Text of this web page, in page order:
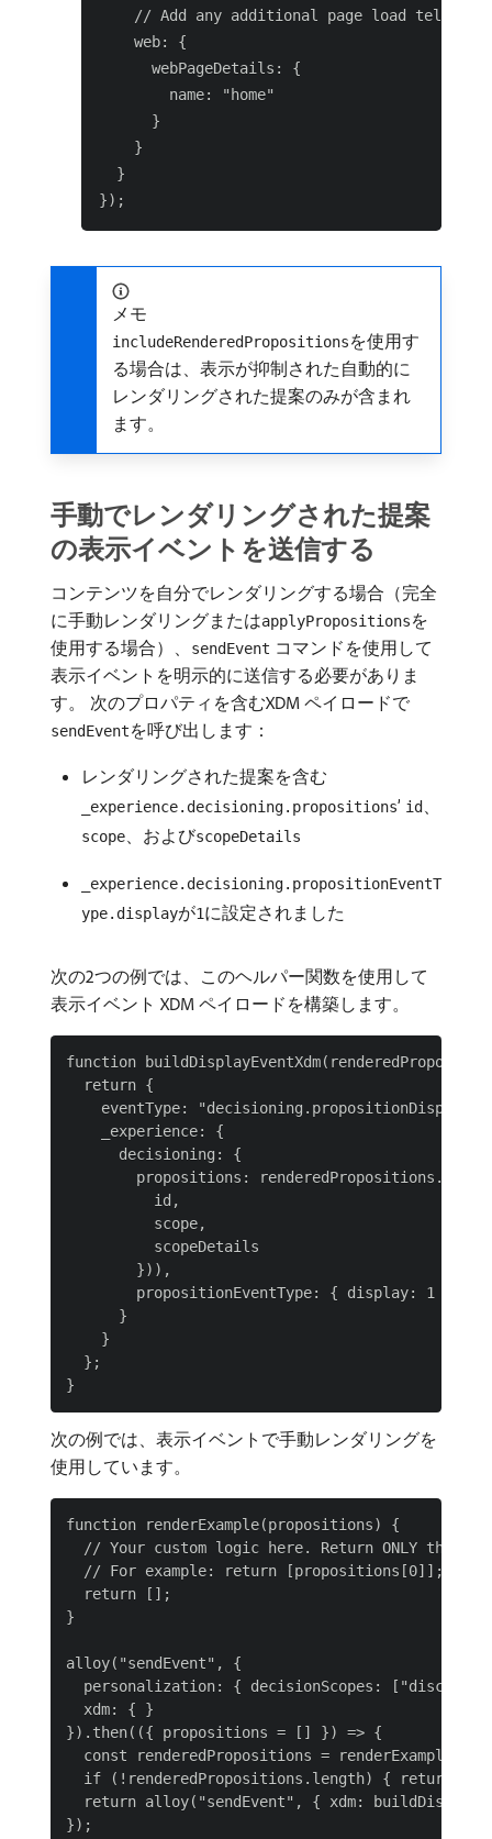
// Add any additional page load
    web: {
      webPageDetails: {
        name: "home"
      }
    }
  }
メモ
includeRenderedPropositionsを使用す
る場合は、表示が抑制された自動的に
レンダリングされた提案のみが含まれ
ます。
手動でレンダリングされた提案
の表示イベントを送信する
コンテンツを自分でレンダリングする場合（完全
に手動レンダリングまたはapplyPropositionsを
使用する場合）、
sendEvent コマンドを使用して
表示イベントを明示的に送信する必要がありま
す。 次のプロパティを含むXDM ペイロードで
sendEventを呼び出します：
レンダリングされた提案を含む
_experience.decisioning.propositions’ id 、
scope、およびscopeDetails
_experience.decisioning.propositionEventT
ype.displayが1に設定されました
次の2つの例では、このヘルパー関数を使用して
表示イベント XDM ペイロードを構築します。
function
  return {
    eventType: "decisioning.propositionDisplay",
    _experience: {
      decisioning: {
propositions:
          id,
          scope,
          scopeDetails
        })),
        propositionEventType: { display: 1 }
      }
    }
  };
次の例では、表示イベントで手動レンダリングを
使用しています。
function renderExample(propositions) {
// Your custom logic here. Return ONLY the
  // For example: return [propositions[0]];
  return [];
}
alloy("sendEvent", {
personalization: { decisionScopes:
  xdm: { }
}).then(({ propositions = [] }) => {
const renderedPropositions =
  if (!renderedPropositions.length) { return; }
return alloy("sendEvent", { xdm: